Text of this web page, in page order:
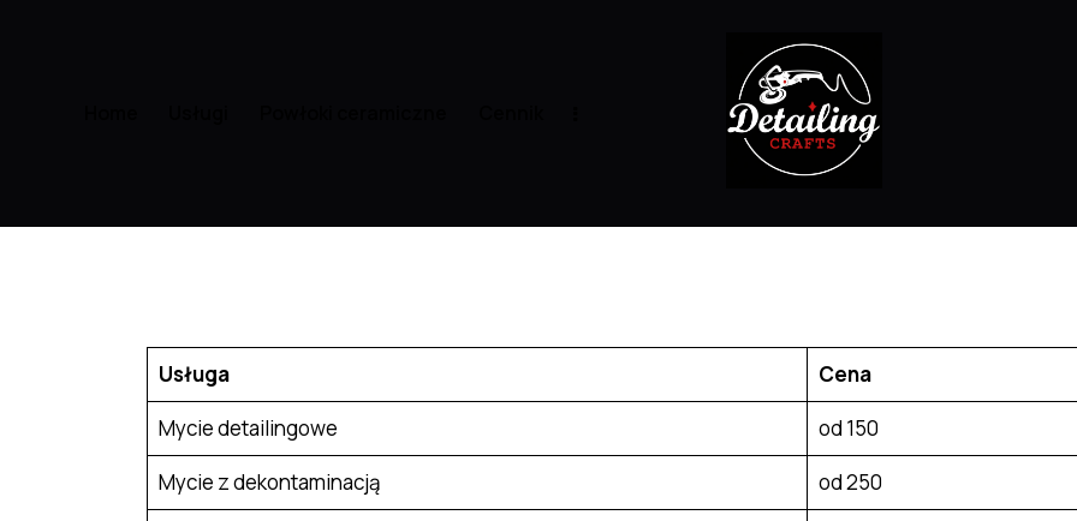
Usługa
Cena
Mycie detailingowe
od 150
Mycie z dekontaminacją
od 250